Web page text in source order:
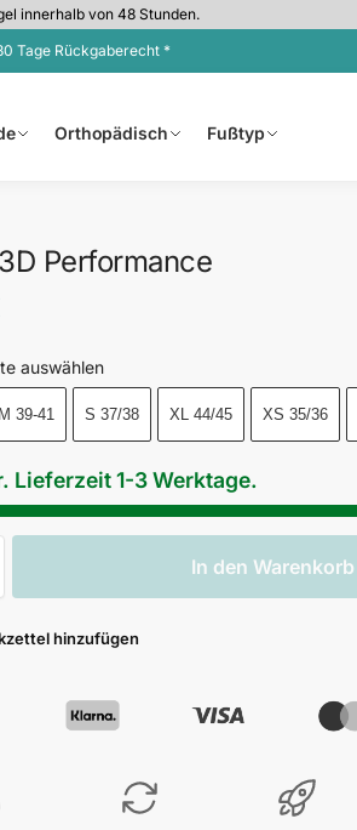
innerhalb von 48 Stunden.
Tage Rückgaberecht *
Orthopädisch Fußtyp
Suche
Performance
auswählen
M 39-41 S 37/38 XL 44/45 XS 35/36
Lieferzeit 1-3 Werktage.
In den Warenkorb
hinzufügen